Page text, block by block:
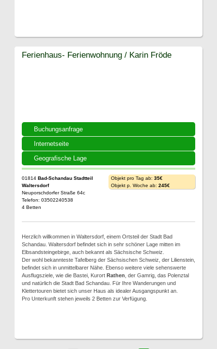
Buchungsanfrage
Internetseite
Geografische Lage
Ferienhaus- Ferienwohnung / Karin Fröde
01814 Bad-Schandau Stadtteil
Waltersdorf
Neuporschdorfer Straße 64c
Telefon: 03502240538
4 Betten
Objekt pro Tag ab: 35€
Objekt p. Woche ab: 245€
Herzlich willkommen in Waltersdorf, einem Ortsteil der Stadt Bad
Schandau. Waltersdorf befindet sich in sehr schöner Lage mitten im
Elbsandsteingebirge, auch bekannt als Sächsische Schweiz.
Der wohl bekannteste Tafelberg der Sächsischen Schweiz, der Lilienstein,
befindet sich in unmittelbarer Nähe. Ebenso weitere viele sehenswerte
Ausflugsziele, wie die Bastei, Kurort Rathen , der Gamrig, das Polenztal
und natürlich die Stadt Bad Schandau. Für Ihre Wanderungen und
Klettertouren bietet sich unser Haus als idealer Ausgangspunkt an.
Pro Unterkunft stehen jeweils 2 Betten zur Verfügung.